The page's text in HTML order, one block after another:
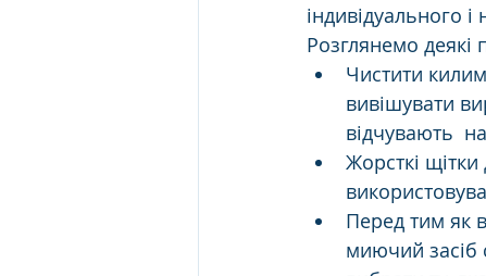
індивідуального
Розглянемо деякі
Чистити
вивішувати
відчувають
Жорсткі
Перед тим як
миючий засіб